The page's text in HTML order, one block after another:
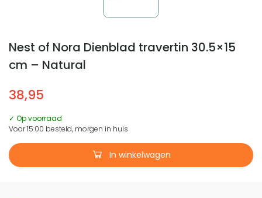
Nest of Nora Dienblad travertin 30.5×15
cm – Natural
38,95
✓ Op voorraad
Voor 15:00 besteld, morgen in huis
In winkelwagen